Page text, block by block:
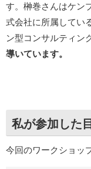
す。榊巻さんはケン
式会社に所属してい
ン型コンサルティン
導いています。
私が参加した
今回のワークショッ